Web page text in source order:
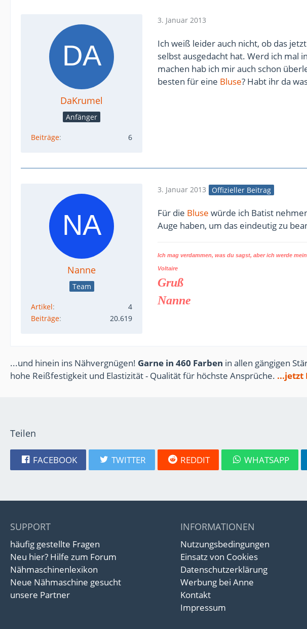
DaKrumel
Anfänger
Beiträge 6
3. Januar 2013
Ich weiß leider auch nicht, ob das
selbst ausgedacht hat. Werd ich mal
machen hab ich mir auch schon
besten für eine Bluse? Habt ihr da
Nanne
Team
Artikel
4
Beiträge
20.619
3. Januar 2013 Offizieller Beitrag
Für die Bluse würde ich Batist
Auge haben, um das eindeutig zu
Ich mag verdammen, was du sagst, aber ich werde
Voltaire
Gruß
Nanne
...und hinein ins Nähvergnügen! Garne in 460 Farben in allen gängigen
hohe Reißfestigkeit und Elastizität - Qualität für höchste Ansprüche. ...jetzt
Teilen
FACEBOOK TWITTER REDDIT WHATSAPP
SUPPORT
häufig gestellte Fragen
Neu hier? Hilfe zum Forum
Nähmaschinenlexikon
Neue Nähmaschine gesucht
unsere Partner
INFORMATIONEN
Nutzungsbedingungen
Einsatz von Cookies
Datenschutzerklärung
Werbung bei Anne
Kontakt
Impressum